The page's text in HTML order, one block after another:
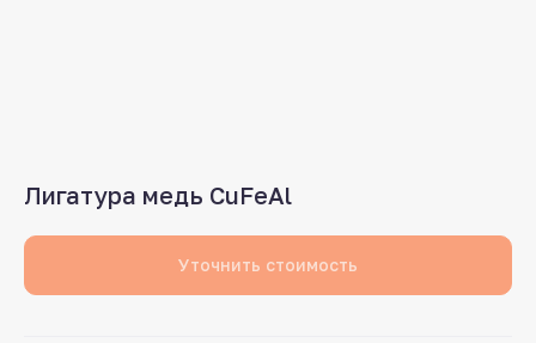
Лигатура медь CuFeAl
Уточнить стоимость